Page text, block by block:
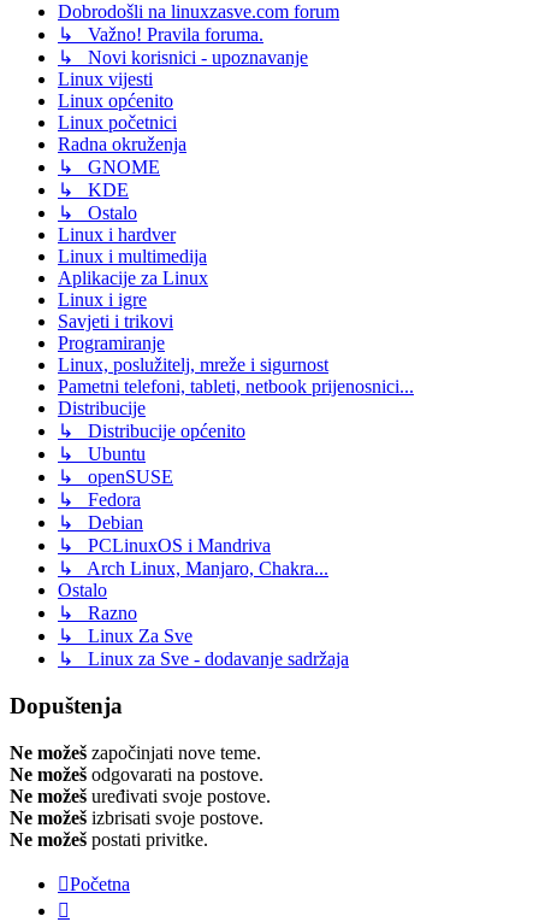
Dobrodošli na linuxzasve.com forum
↳ Važno! Pravila foruma.
↳ Novi korisnici - upoznavanje
Linux vijesti
Linux općenito
Linux početnici
Radna okruženja
↳ GNOME
↳ KDE
↳ Ostalo
Linux i hardver
Linux i multimedija
Aplikacije za Linux
Linux i igre
Savjeti i trikovi
Programiranje
Linux, poslužitelj, mreže i sigurnost
Pametni telefoni, tableti, netbook prijenosnici...
Distribucije
↳ Distribucije općenito
↳ Ubuntu
↳ openSUSE
↳ Fedora
↳ Debian
↳ PCLinuxOS i Mandriva
↳ Arch Linux, Manjaro, Chakra...
Ostalo
↳ Razno
↳ Linux Za Sve
↳ Linux za Sve - dodavanje sadržaja
Dopuštenja
Ne možeš započinjati nove teme.
Ne možeš odgovarati na postove.
Ne možeš uređivati svoje postove.
Ne možeš izbrisati svoje postove.
Ne možeš postati privitke.
Početna